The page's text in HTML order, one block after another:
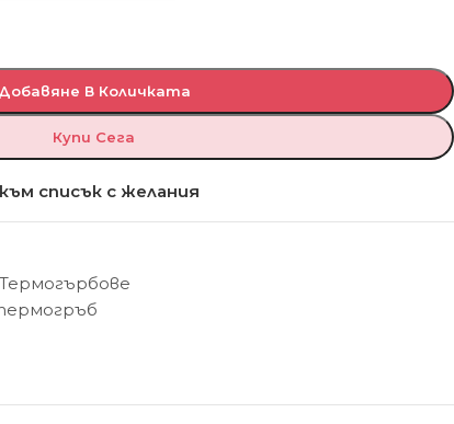
Добавяне В Количката
Купи Сега
списък с желания